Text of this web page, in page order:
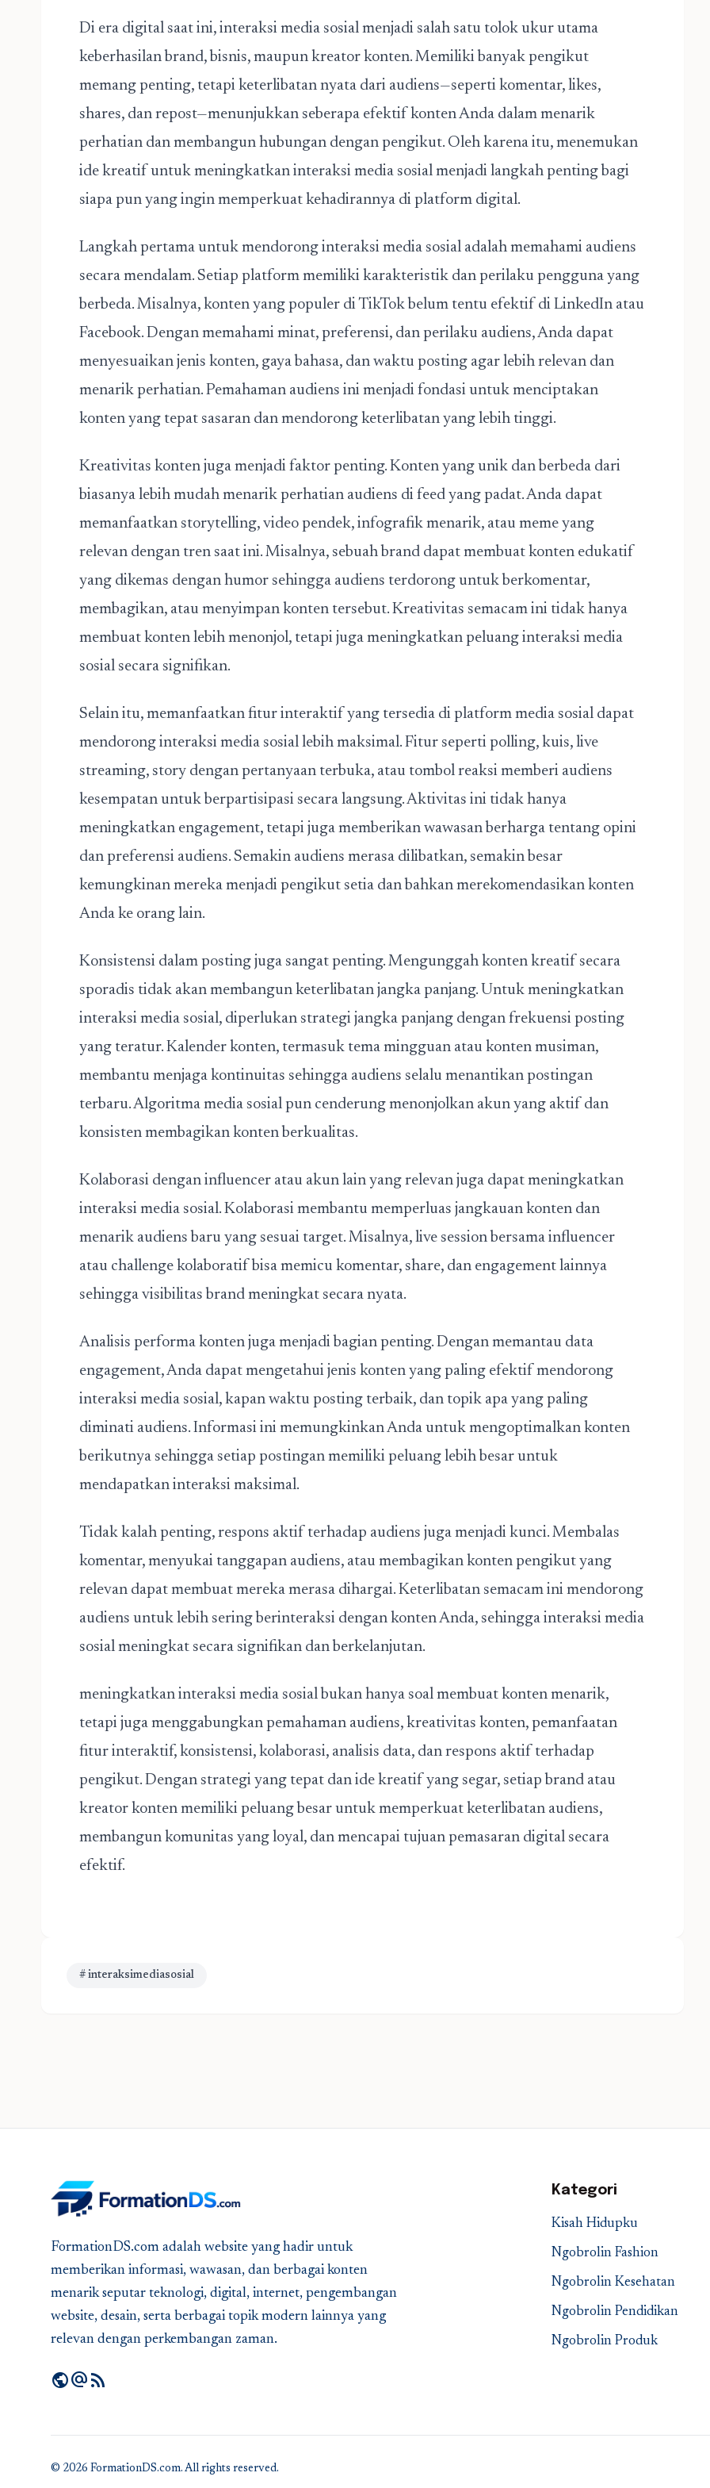
Di era digital saat ini, interaksi media sosial menjadi salah satu tolok ukur utama
keberhasilan brand, bisnis, maupun kreator konten. Memiliki banyak pengikut
memang penting, tetapi keterlibatan nyata dari audiens—seperti komentar, likes,
shares, dan repost—menunjukkan seberapa efektif konten Anda dalam menarik
perhatian dan membangun hubungan dengan pengikut. Oleh karena itu, menemukan
ide kreatif untuk meningkatkan interaksi media sosial menjadi langkah penting bagi
siapa pun yang ingin memperkuat kehadirannya di platform digital.
Langkah pertama untuk mendorong interaksi media sosial adalah memahami audiens
secara mendalam. Setiap platform memiliki karakteristik dan perilaku pengguna yang
berbeda. Misalnya, konten yang populer di TikTok belum tentu efektif di LinkedIn atau
Facebook. Dengan memahami minat, preferensi, dan perilaku audiens, Anda dapat
menyesuaikan jenis konten, gaya bahasa, dan waktu posting agar lebih relevan dan
menarik perhatian. Pemahaman audiens ini menjadi fondasi untuk menciptakan
konten yang tepat sasaran dan mendorong keterlibatan yang lebih tinggi.
Kreativitas konten juga menjadi faktor penting. Konten yang unik dan berbeda dari
biasanya lebih mudah menarik perhatian audiens di feed yang padat. Anda dapat
memanfaatkan storytelling, video pendek, infografik menarik, atau meme yang
relevan dengan tren saat ini. Misalnya, sebuah brand dapat membuat konten edukatif
yang dikemas dengan humor sehingga audiens terdorong untuk berkomentar,
membagikan, atau menyimpan konten tersebut. Kreativitas semacam ini tidak hanya
membuat konten lebih menonjol, tetapi juga meningkatkan peluang interaksi media
sosial secara signifikan.
Selain itu, memanfaatkan fitur interaktif yang tersedia di platform media sosial dapat
mendorong interaksi media sosial lebih maksimal. Fitur seperti polling, kuis, live
streaming, story dengan pertanyaan terbuka, atau tombol reaksi memberi audiens
kesempatan untuk berpartisipasi secara langsung. Aktivitas ini tidak hanya
meningkatkan engagement, tetapi juga memberikan wawasan berharga tentang opini
dan preferensi audiens. Semakin audiens merasa dilibatkan, semakin besar
kemungkinan mereka menjadi pengikut setia dan bahkan merekomendasikan konten
Anda ke orang lain.
Konsistensi dalam posting juga sangat penting. Mengunggah konten kreatif secara
sporadis tidak akan membangun keterlibatan jangka panjang. Untuk meningkatkan
interaksi media sosial, diperlukan strategi jangka panjang dengan frekuensi posting
yang teratur. Kalender konten, termasuk tema mingguan atau konten musiman,
membantu menjaga kontinuitas sehingga audiens selalu menantikan postingan
terbaru. Algoritma media sosial pun cenderung menonjolkan akun yang aktif dan
konsisten membagikan konten berkualitas.
Kolaborasi dengan influencer atau akun lain yang relevan juga dapat meningkatkan
interaksi media sosial. Kolaborasi membantu memperluas jangkauan konten dan
menarik audiens baru yang sesuai target. Misalnya, live session bersama influencer
atau challenge kolaboratif bisa memicu komentar, share, dan engagement lainnya
sehingga visibilitas brand meningkat secara nyata.
Analisis performa konten juga menjadi bagian penting. Dengan memantau data
engagement, Anda dapat mengetahui jenis konten yang paling efektif mendorong
interaksi media sosial, kapan waktu posting terbaik, dan topik apa yang paling
diminati audiens. Informasi ini memungkinkan Anda untuk mengoptimalkan konten
berikutnya sehingga setiap postingan memiliki peluang lebih besar untuk
mendapatkan interaksi maksimal.
Tidak kalah penting, respons aktif terhadap audiens juga menjadi kunci. Membalas
komentar, menyukai tanggapan audiens, atau membagikan konten pengikut yang
relevan dapat membuat mereka merasa dihargai. Keterlibatan semacam ini mendorong
audiens untuk lebih sering berinteraksi dengan konten Anda, sehingga interaksi media
sosial meningkat secara signifikan dan berkelanjutan.
meningkatkan interaksi media sosial bukan hanya soal membuat konten menarik,
tetapi juga menggabungkan pemahaman audiens, kreativitas konten, pemanfaatan
fitur interaktif, konsistensi, kolaborasi, analisis data, dan respons aktif terhadap
pengikut. Dengan strategi yang tepat dan ide kreatif yang segar, setiap brand atau
kreator konten memiliki peluang besar untuk memperkuat keterlibatan audiens,
membangun komunitas yang loyal, dan mencapai tujuan pemasaran digital secara
efektif.
# interaksimediasosial
FormationDS.com adalah website yang hadir untuk
memberikan informasi, wawasan, dan berbagai konten
menarik seputar teknologi, digital, internet, pengembangan
website, desain, serta berbagai topik modern lainnya yang
relevan dengan perkembangan zaman.
publicalternate_emailrss_feed
Kategori
Kisah Hidupku
Ngobrolin Fashion
Ngobrolin Kesehatan
Ngobrolin Pendidikan
Ngobrolin Produk
© 2026 FormationDS.com. All rights reserved.